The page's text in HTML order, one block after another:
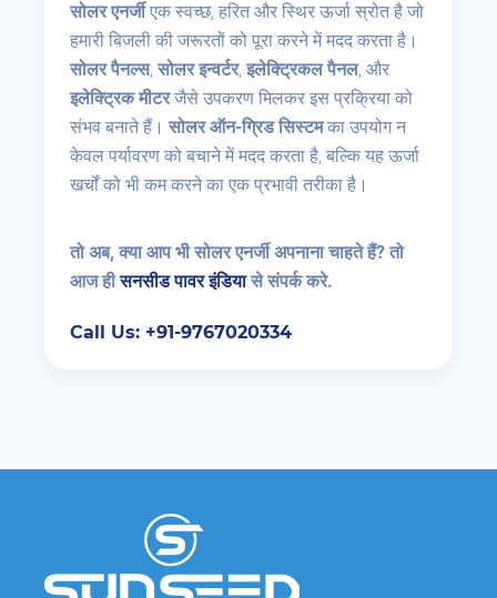
सोलर एनर्जीएक स्वच्छ, हरित और स्थिर ऊर्जा स्रोत है जो
हमारी बिजली की जरूरतों को पूरा करने में मदद करता है।
सोलर पैनल्स,सोलर इन्वर्टर,इलेक्ट्रिकल पैनल, और
इलेक्ट्रिक मीटरजैसे उपकरण मिलकर इस प्रक्रिया को
संभव बनाते हैं।सोलर ऑन-ग्रिड सिस्टमका उपयोग न
केवल पर्यावरण को बचाने में मदद करता है, बल्कि यह ऊर्जा
खर्चों को भी कम करने का एक प्रभावी तरीका है।
तोअब,क्या आप भी सोलर एनर्जी अपनाना चाहते हैं?तो
आज हीसनसीड पावर इंडियासे संपर्क करे.
Call Us: +91-9767020334